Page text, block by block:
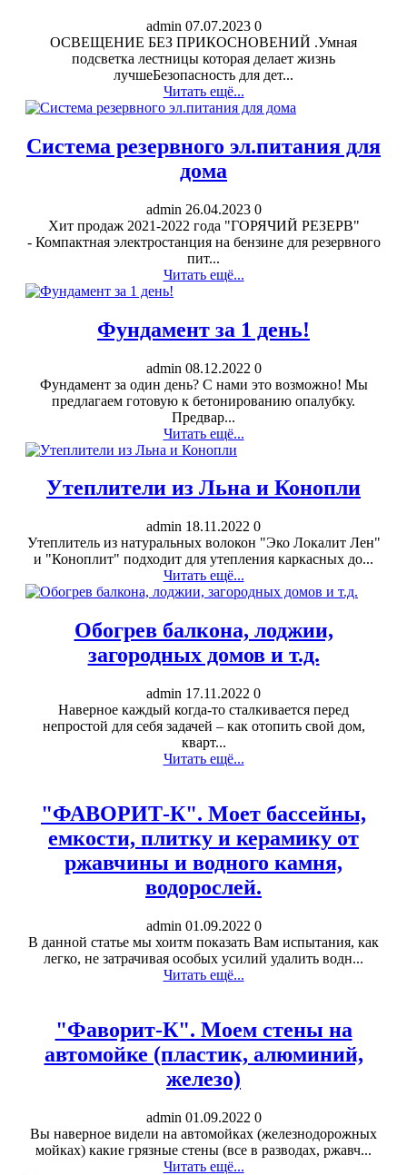
admin 07.07.2023 0
ОСВЕЩЕНИЕ БЕЗ ПРИКОСНОВЕНИЙ .Умная
подсветка лестницы которая делает жизнь
лучшеБезопасность для дет...
Читать ещё...
Система резервного эл.питания для
дома
admin 26.04.2023 0
Хит продаж 2021-2022 года "ГОРЯЧИЙ РЕЗЕРВ"
- Компактная электростанция на бензине для резервного
пит...
Читать ещё...
Фундамент за 1 день!
admin 08.12.2022 0
Фундамент за один день? С нами это возможно! Мы
предлагаем готовую к бетонированию опалубку.
Предвар...
Читать ещё...
Утеплители из Льна и Конопли
admin 18.11.2022 0
Утеплитель из натуральных волокон "Эко Локалит Лен"
и "Коноплит" подходит для утепления каркасных до...
Читать ещё...
Обогрев балкона, лоджии,
загородных домов и т.д.
admin 17.11.2022 0
Наверное каждый когда-то сталкивается перед
непростой для себя задачей – как отопить свой дом,
кварт...
Читать ещё...
"ФАВОРИТ-К". Моет бассейны,
емкости, плитку и керамику от
ржавчины и водного камня,
водорослей.
admin 01.09.2022 0
В данной статье мы хоитм показать Вам испытания, как
легко, не затрачивая особых усилий удалить водн...
Читать ещё...
"Фаворит-К". Моем стены на
автомойке (пластик, алюминий,
железо)
admin 01.09.2022 0
Вы наверное видели на автомойках (железнодорожных
мойках) какие грязные стены (все в разводах, ржавч...
Читать ещё...